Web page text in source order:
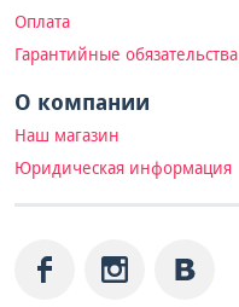
Оплата
Гарантийные обязательства
О компании
Наш магазин
Юридическая информация